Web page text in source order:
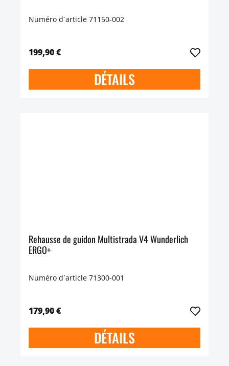
Numéro d´article 71150-002
199,90 €
DÉTAILS
Rehausse de guidon Multistrada V4 Wunderlich
ERGO+
Numéro d´article 71300-001
179,90 €
DÉTAILS